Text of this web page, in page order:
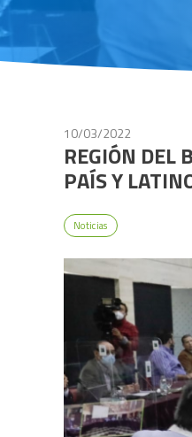
10/03/2022
REGIÓN DEL
PAÍS Y
Noticias